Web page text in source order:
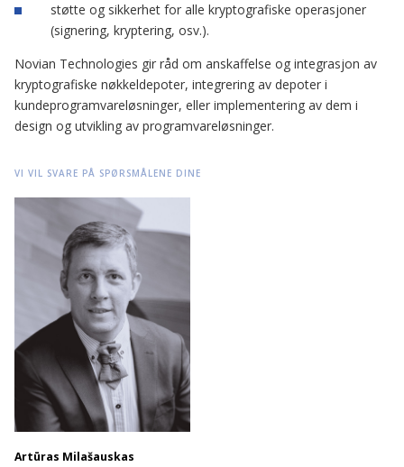
støtte og sikkerhet for alle kryptografiske operasjoner
(signering, kryptering, osv.).
Novian Technologies gir råd om anskaffelse og integrasjon av
kryptografiske nøkkeldepoter, integrering av depoter i
kundeprogramvareløsninger, eller implementering av dem i
design og utvikling av programvareløsninger.
VI VIL SVARE PÅ SPØRSMÅLENE DINE
Artūras Milašauskas